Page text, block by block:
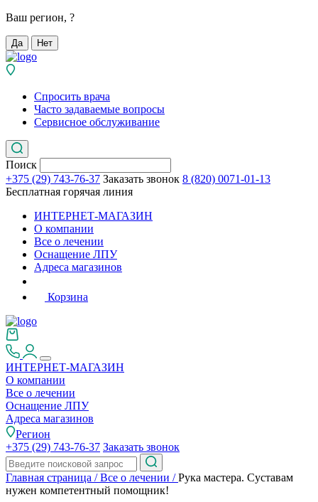
Ваш регион, ?
Да Нет
Спросить врача
Часто задаваемые вопросы
Сервисное обслуживание
Поиск
+375 (29) 743-76-37 Заказать звонок 8 (820) 0071-01-13
Бесплатная горячая линия
ИНТЕРНЕТ-МАГАЗИН
О компании
Все о лечении
Оснащение ЛПУ
Адреса магазинов
Корзина
ИНТЕРНЕТ-МАГАЗИН
О компании
Все о лечении
Оснащение ЛПУ
Адреса магазинов
Регион
+375 (29) 743-76-37 Заказать звонок
Главная страница /Все о лечении /Рука мастера. Суставам
нужен компетентный помощник!